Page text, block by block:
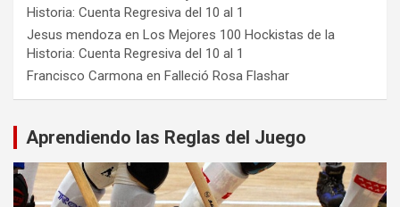
Historia: Cuenta Regresiva del 10 al 1
Jesus mendoza en Los Mejores 100 Hockistas de la
Historia: Cuenta Regresiva del 10 al 1
Francisco Carmona en Falleció Rosa Flashar
Aprendiendo las Reglas del Juego